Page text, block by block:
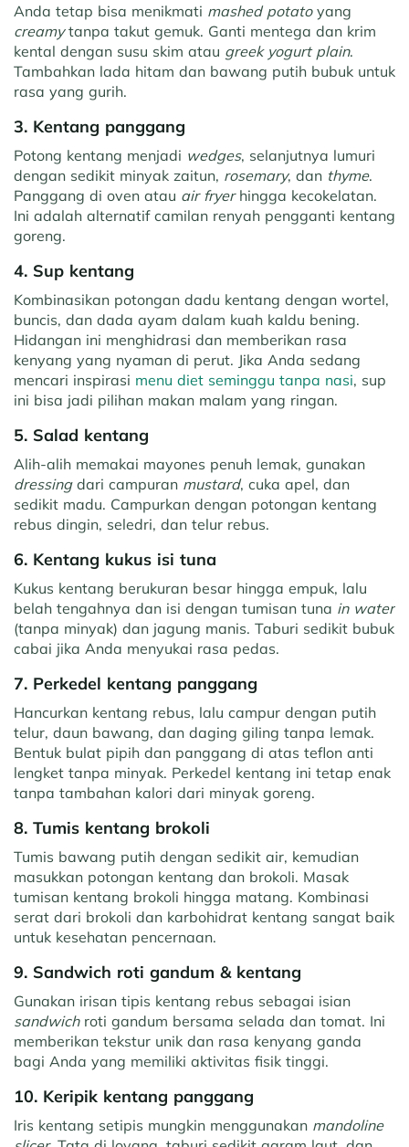
Anda tetap bisa menikmati mashed potatoyang
creamytanpa takut gemuk. Ganti mentega dan krim
kental dengan susu skim atau greek yogurt plain.
Tambahkan lada hitam dan bawang putih bubuk untuk
rasa yang gurih.
3. Kentang panggang
Potong kentang menjadi wedges, selanjutnya lumuri
dengan sedikit minyak zaitun, rosemary, dan thyme.
Panggang di oven atau air fryerhingga kecokelatan.
Ini adalah alternatif camilan renyah pengganti kentang
goreng.
4. Sup kentang
Kombinasikan potongan dadu kentang dengan wortel,
buncis, dan dada ayam dalam kuah kaldu bening.
Hidangan ini menghidrasi dan memberikan rasa
kenyang yang nyaman di perut. Jika Anda sedang
mencari inspirasi menu diet seminggu tanpa nasi, sup
ini bisa jadi pilihan makan malam yang ringan.
5. Salad kentang
Alih-alih memakai mayones penuh lemak, gunakan
dressingdari campuran mustard, cuka apel, dan
sedikit madu. Campurkan dengan potongan kentang
rebus dingin, seledri, dan telur rebus.
6. Kentang kukus isi tuna
Kukus kentang berukuran besar hingga empuk, lalu
belah tengahnya dan isi dengan tumisan tuna in water
(tanpa minyak) dan jagung manis. Taburi sedikit bubuk
cabai jika Anda menyukai rasa pedas.
7. Perkedel kentang panggang
Hancurkan kentang rebus, lalu campur dengan putih
telur, daun bawang, dan daging giling tanpa lemak.
Bentuk bulat pipih dan panggang di atas teflon anti
lengket tanpa minyak. Perkedel kentang ini tetap enak
tanpa tambahan kalori dari minyak goreng.
8. Tumis kentang brokoli
Tumis bawang putih dengan sedikit air, kemudian
masukkan potongan kentang dan brokoli. Masak
tumisan kentang brokoli hingga matang. Kombinasi
serat dari brokoli dan karbohidrat kentang sangat baik
untuk kesehatan pencernaan.
9. Sandwich roti gandum & kentang
Gunakan irisan tipis kentang rebus sebagai isian
sandwich roti gandum bersama selada dan tomat. Ini
memberikan tekstur unik dan rasa kenyang ganda
bagi Anda yang memiliki aktivitas fisik tinggi.
10. Keripik kentang panggang
Iris kentang setipis mungkin menggunakan mandoline